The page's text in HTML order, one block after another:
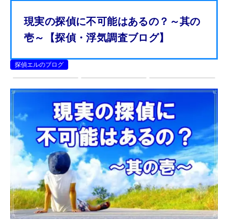
現実の探偵に不可能はあるの？～其の
壱～【探偵・浮気調査ブログ】
探偵エルのブログ